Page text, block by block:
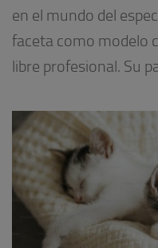
en el mundo del
faceta como modelo
libre profesional. Su